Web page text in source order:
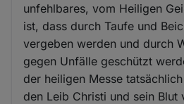
unfehlbares, vom Heiligen
ist, dass durch Taufe und
vergeben werden und durch
gegen Unfälle geschützt
der heiligen Messe
den Leib Christi und sein Blut